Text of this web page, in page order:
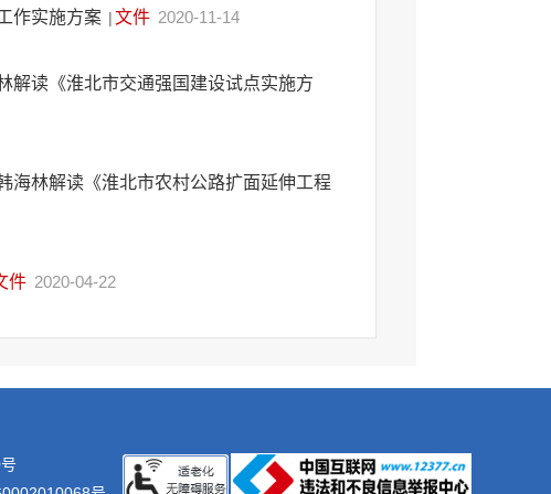
作实施方案 |文件 2020-11-14
解读《淮北市交通强国建设试点实施方
海林解读《淮北市农村公路扩面延伸工程
件 2020-04-22